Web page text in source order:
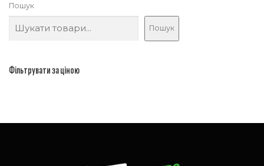
Пошук
Пошук
Фільтрувати за ціною